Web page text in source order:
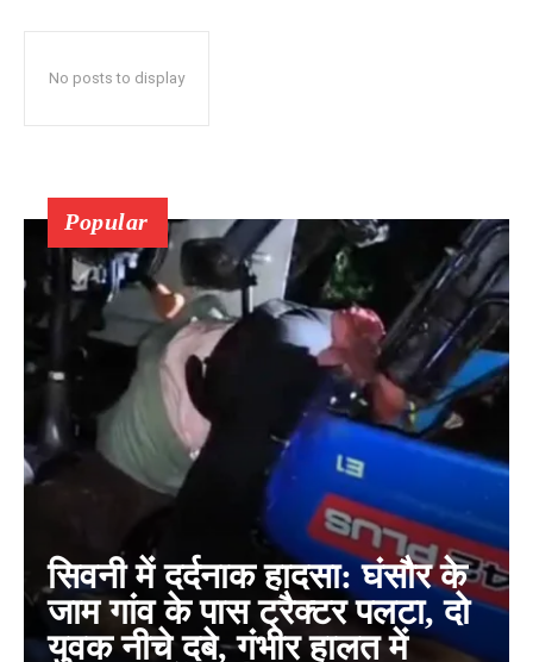
No posts to display
Popular
सिवनी में दर्दनाक हादसा: घंसौर के
जाम गांव के पास ट्रैक्टर पलटा, दो
युवक नीचे दबे, गंभीर हालत में